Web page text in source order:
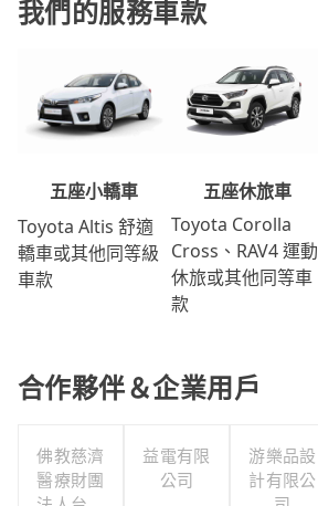
我們的服務車款
五座小轎車
Toyota Altis 舒適
轎車或其他同等級
車款
五座休旅車
Toyota Corolla
Cross、RAV4 運動
休旅或其他同等車
款
合作夥伴＆企業用戶
佛教慈濟
醫療財團
益電有限
公司
游樂品設
計有限公